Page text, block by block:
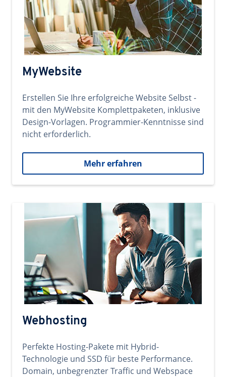
MyWebsite
Erstellen Sie Ihre erfolgreiche Website Selbst -
mit den MyWebsite Komplettpaketen, inklusive
Design-Vorlagen. Programmier-Kenntnisse sind
nicht erforderlich.
Mehr erfahren
Webhosting
Perfekte Hosting-Pakete mit Hybrid-
Technologie und SSD für beste Performance.
Domain, unbegrenzter Traffic und Webspace